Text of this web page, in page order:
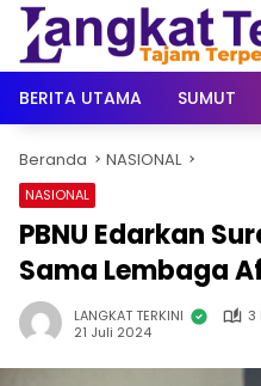
Langsung
konten
BERITA UTAMA
SUMUT
Beranda NASIONAL
NASIONAL
PBNU Edarkan
Sama Lembaga
LANGKAT TERKINI
3
21 Juli 2024